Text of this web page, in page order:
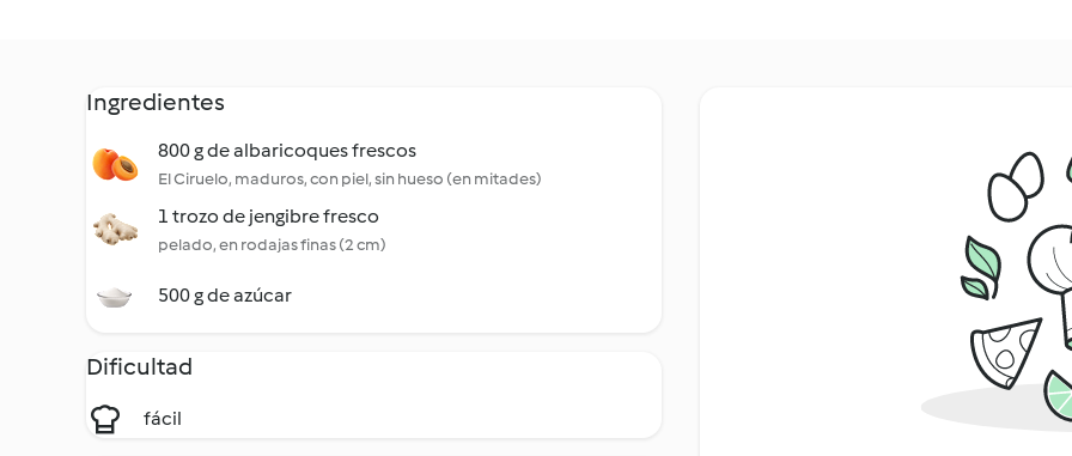
Ingredientes
800 g de albaricoques frescos
El Ciruelo, maduros, con piel, sin hueso (en mitades)
1 trozo de jengibre fresco
pelado, en rodajas finas (2 cm)
500 g de azúcar
Dificultad
fácil